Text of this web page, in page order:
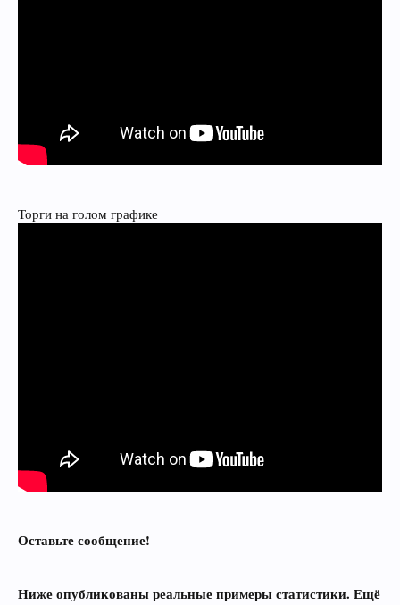
Торги на голом графике
Оставьте сообщение!
Ниже опубликованы реальные примеры статистики. Ещё